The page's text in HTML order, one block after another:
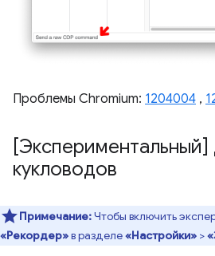
Проблемы Chromium: 1204004 ,
кукловодов
Примечание:Чтобы включить
«Рекордер»в разделе«Настройки» >